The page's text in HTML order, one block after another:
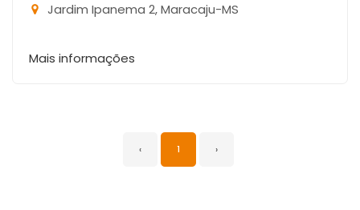
Jardim Ipanema 2, Maracaju-MS
Mais informações
‹ 1 ›